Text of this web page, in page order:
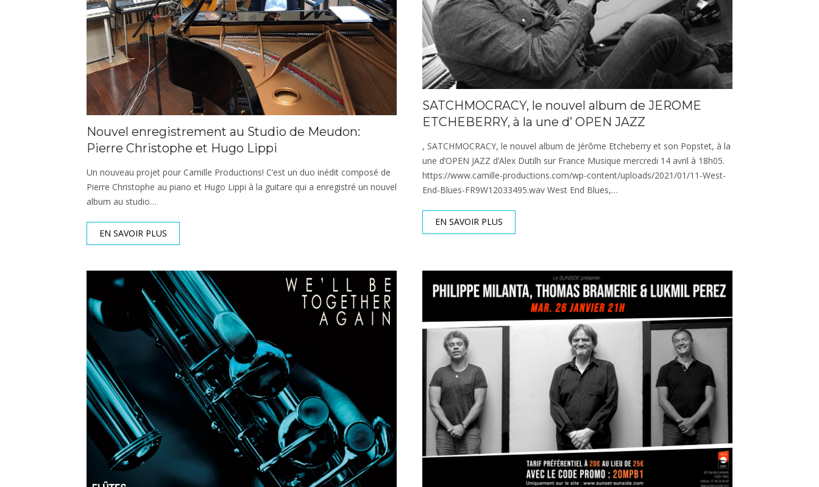
Nouvel enregistrement au Studio de Meudon:
Pierre Christophe et Hugo Lippi
Un nouveau projet pour Camille Productions! C’est un duo inédit composé de
Pierre Christophe au piano et Hugo Lippi à la guitare qui a enregistré un nouvel
album au studio…
EN SAVOIR PLUS
SATCHMOCRACY, le nouvel album de JEROME
ETCHEBERRY, à la une d’ OPEN JAZZ
, SATCHMOCRACY, le nouvel album de Jérôme Etcheberry et son Popstet, à la
une d’OPEN JAZZ d’Alex Dutilh sur France Musique mercredi 14 avril à 18h05.
https://www.camille-productions.com/wp-content/uploads/2021/01/11-West-
End-Blues-FR9W12033495.wav West End Blues,…
EN SAVOIR PLUS